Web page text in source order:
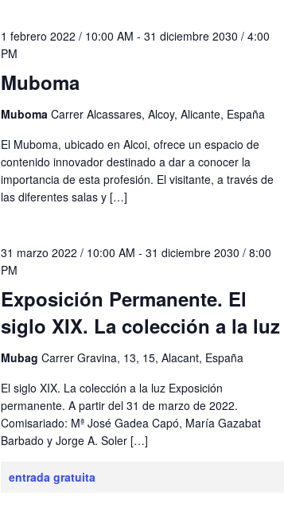
Muboma
1 febrero 2022 / 10:00 AM -31 diciembre 2030 / 4:00
PM
MubomaCarrer Alcassares, Alcoy, Alicante, España
El Muboma, ubicado en Alcoi, ofrece un espacio de
contenido innovador destinado a dar a conocer la
importancia de esta profesión. El visitante, a través de
las diferentes salas y […]
Exposición Permanente. El
siglo XIX. La colección a la luz
31 marzo 2022 / 10:00 AM -31 diciembre 2030 / 8:00
PM
MubagCarrer Gravina, 13, 15, Alacant, España
El siglo XIX. La colección a la luz Exposición
permanente. A partir del 31 de marzo de 2022.
Comisariado: Mª José Gadea Capó, María Gazabat
Barbado y Jorge A. Soler […]
entrada gratuita